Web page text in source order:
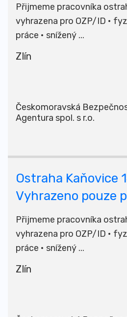
Přijmeme pracovníka
vyhrazena pro OZP/ID •
práce • snížený ...
Zlín
Českomoravská
Agentura spol. s r.o.
Ostraha Kaňovice
Vyhrazeno pouze
Přijmeme pracovníka
vyhrazena pro OZP/ID •
práce • snížený ...
Zlín